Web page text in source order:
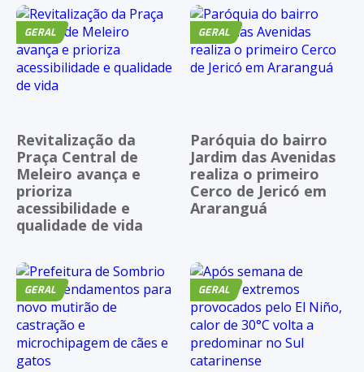
GERAL
Revitalização da
Praça Central de
Meleiro avança e
prioriza
acessibilidade e
qualidade de vida
GERAL
Paróquia do bairro
Jardim das Avenidas
realiza o primeiro
Cerco de Jericó em
Araranguá
GERAL GERAL